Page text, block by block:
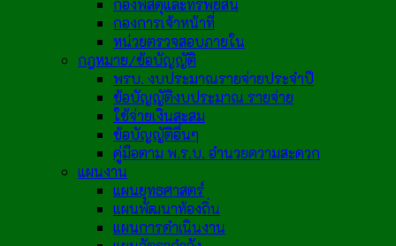
กองพัสดุและทรัพย์สิน
กองการเจ้าหน้าที่
หน่วยตรวจสอบภายใน
กฎหมาย/ข้อบัญญัติ
พรบ. งบประมาณรายจ่ายประจำปี
ข้อบัญญัติงบประมาณ รายจ่าย
ใช้จ่ายเงินสะสม
ข้อบัญญัติอื่นๆ
คู่มือตาม พ.ร.บ. อำนวยความสะดวก
แผนงาน
แผนยุทธศาสตร์
แผนพัฒนาท้องถิ่น
แผนการดำเนินงาน